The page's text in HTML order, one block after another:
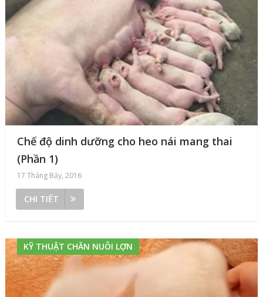
Chế độ dinh dưỡng cho heo nái mang thai
(Phần 1)
17 Tháng Bảy, 2016
CHI TIẾT
KỸ THUẬT CHĂN NUÔI LỢN